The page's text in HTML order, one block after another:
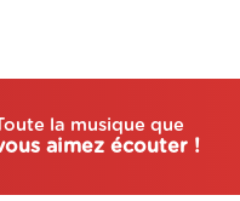
la musique que
aimez écouter !